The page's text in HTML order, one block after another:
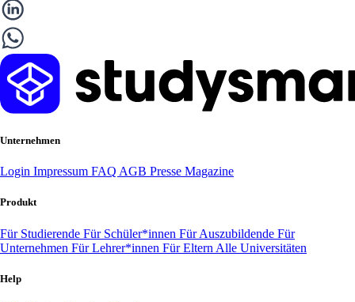
Unternehmen
Login Impressum FAQ AGB Presse Magazine
Produkt
Für Studierende Für Schüler*innen Für Auszubildende Für
Unternehmen Für Lehrer*innen Für Eltern Alle Universitäten
Help